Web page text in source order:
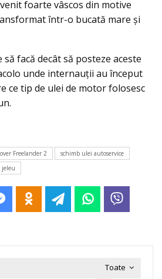
foarte vâscos din motive
într-o bucată mare şi
facă decât să posteze aceste
unde internauţii au început
ce tip de ulei de motor folosesc
Freelander 2
schimb ulei autoservice
jeleu
Toate